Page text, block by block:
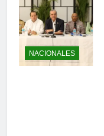
NACIONALES